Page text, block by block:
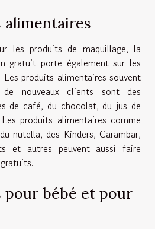
les produits de maquillage, la
gratuit porte également sur les
produits alimentaires souvent
nouveaux clients sont des
de café, du chocolat, du jus de
produits alimentaires comme
nutella, des Kinders, Carambar,
et autres peuvent aussi faire
pour bébé et pour